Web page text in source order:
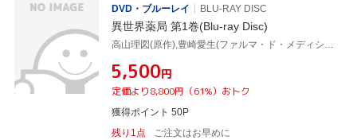
DVD・ブルーレイ
BLU-RAY DISC
異世界薬局 第1巻(Blu-ray Disc)
¥5,500円
定価より8,800円（61%）おトク
獲得ポイント 50P
残り1点
ご注文はお早めに